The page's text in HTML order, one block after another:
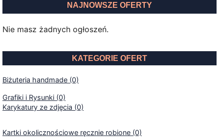
NAJNOWSZE OFERTY
Nie masz żadnych ogłoszeń.
KATEGORIE OFERT
Biżuteria handmade (0)
Grafiki i Rysunki (0)
Karykatury ze zdjęcia (0)
Kartki okolicznościowe ręcznie robione (0)